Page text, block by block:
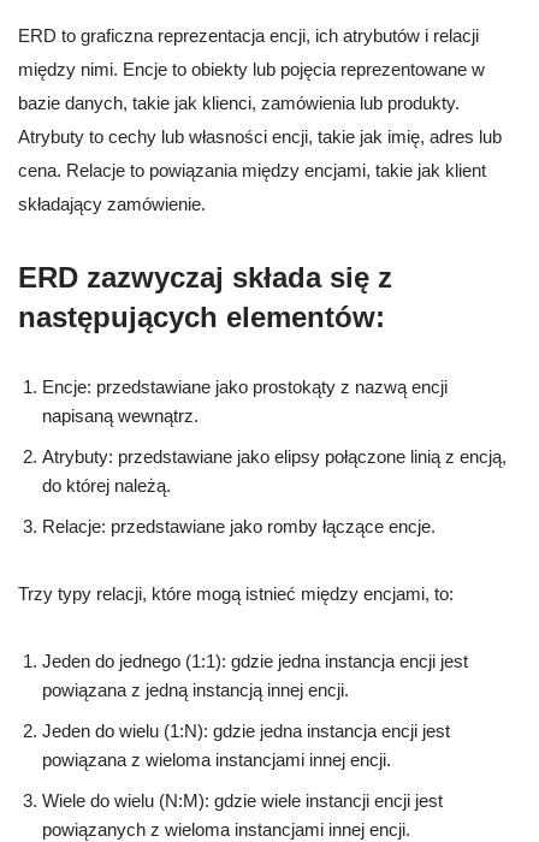
ERD to graficzna reprezentacja encji, ich atrybutów i relacji
między nimi. Encje to obiekty lub pojęcia reprezentowane w
bazie danych, takie jak klienci, zamówienia lub produkty.
Atrybuty to cechy lub własności encji, takie jak imię, adres lub
cena. Relacje to powiązania między encjami, takie jak klient
składający zamówienie.
ERD zazwyczaj składa się z
następujących elementów:
Encje: przedstawiane jako prostokąty z nazwą encji
napisaną wewnątrz.
Atrybuty: przedstawiane jako elipsy połączone linią z encją,
do której należą.
Relacje: przedstawiane jako romby łączące encje.
Trzy typy relacji, które mogą istnieć między encjami, to:
Jeden do jednego (1:1): gdzie jedna instancja encji jest
powiązana z jedną instancją innej encji.
Jeden do wielu (1:N): gdzie jedna instancja encji jest
powiązana z wieloma instancjami innej encji.
Wiele do wielu (N:M): gdzie wiele instancji encji jest
powiązanych z wieloma instancjami innej encji.